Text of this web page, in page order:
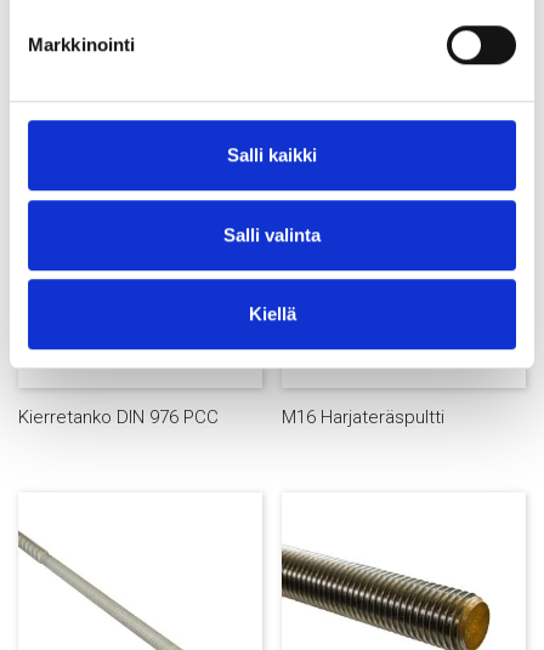
Markkinointi
Salli kaikki
Salli valinta
Kiellä
Kierretanko DIN 976 PCC M16 Harjateräspultti